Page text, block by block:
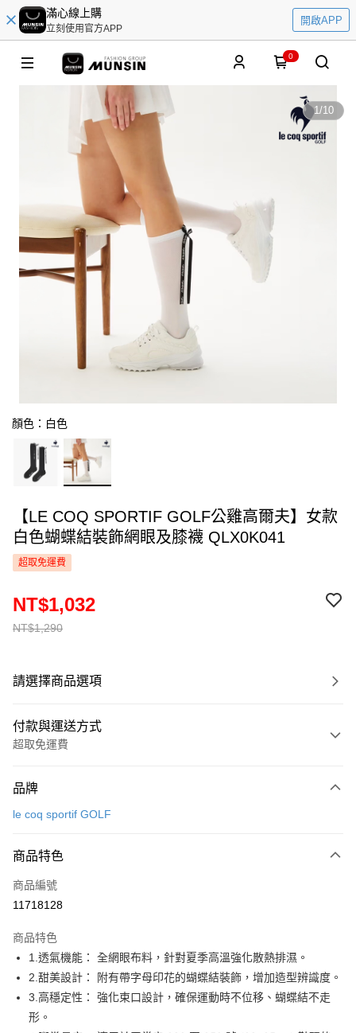
滿心線上購
立刻使用官方APP
開啟APP
0
1/10
顏色：白色
【LE COQ SPORTIF GOLF公雞高爾夫】女款
白色蝴蝶結裝飾網眼及膝襪 QLX0K041
超取免運費
NT$1,290
NT$1,032
請選擇商品選項
付款與運送方式
超取免運費
信用卡一次付款
LINE Pay
Apple Pay
悠遊付
大哥付你分期
相關說明
【大哥付你分期使用說明】
1.本服務由台灣大哥大提供，台灣大哥大用戶可立即使用無須另外申請。
AFTEE先享後付
品牌
le coq sportif GOLF
商品特色
商品編號
11718128
商品特色
1.透氣機能： 全網眼布料，針對夏季高溫強化散熱排濕。
2.甜美設計： 附有帶字母印花的蝴蝶結裝飾，增加造型辨識度。
3.高穩定性： 強化束口設計，確保運動時不位移、蝴蝶結不走
形。